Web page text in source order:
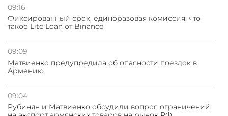
09:16
Фиксированный срок, единоразовая комиссия: что
такое Lite Loan от Binance
09:09
Матвиенко предупредила об опасности поездок в
Армению
09:04
Рубинян и Матвиенко обсудили вопрос ограничений